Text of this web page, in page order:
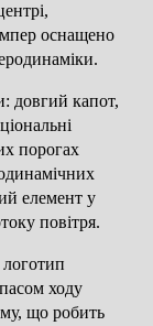
оснащено
довгий капот,
порогах
елемент у
повітря.
логотип
ходу
що робить